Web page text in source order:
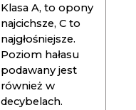
Klasa A, to opony
najcichsze, C to
najgłośniejsze.
Poziom hałasu
podawany jest
również w
decybelach.